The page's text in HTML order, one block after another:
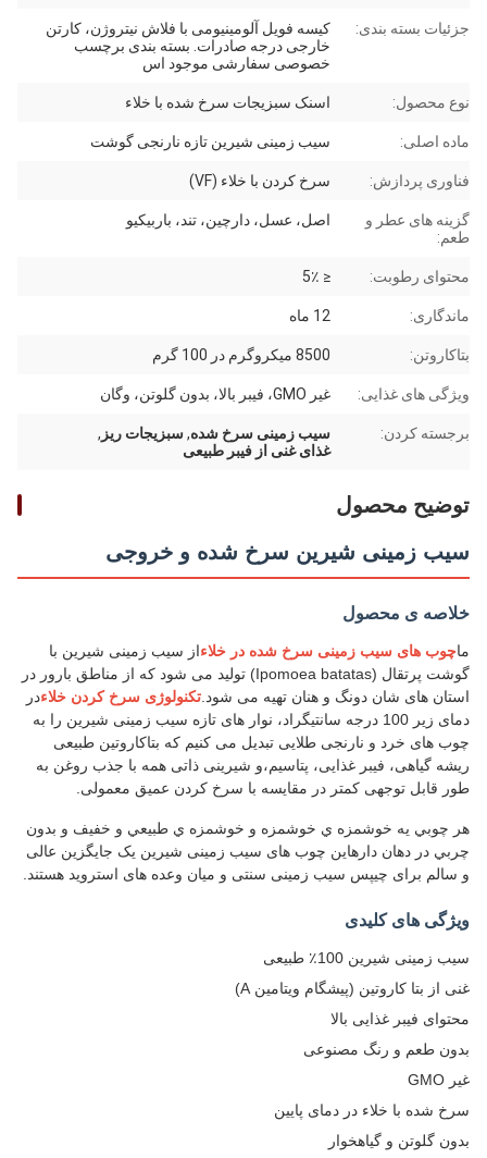
جزئیات بسته بندی:
کیسه فویل آلومینیومی با فلاش نیتروژن، کارتن
خارجی درجه صادرات. بسته بندی برچسب
خصوصی سفارشی موجود اس
نوع محصول: اسنک سبزیجات سرخ شده با خلاء
ماده اصلی: سیب زمینی شیرین تازه نارنجی گوشت
فناوری پردازش: سرخ کردن با خلاء (VF)
گزینه های عطر و
طعم:
اصل، عسل، دارچین، تند، باربیکیو
محتوای رطوبت: ≤ 5٪
ماندگاری: 12 ماه
بتاکاروتن: 8500 میکروگرم در 100 گرم
ویژگی های غذایی: غیر GMO، فیبر بالا، بدون گلوتن، وگان
برجسته کردن: سیب زمینی سرخ شده,سبزیجات ریز ,
غذای غنی از فیبر طبیعی
توضیح محصول
سیب زمینی شیرین سرخ شده و خروجی
خلاصه ی محصول
ماچوب های سیب زمینی سرخ شده در خلاءاز سیب زمینی شیرین با
گوشت پرتقال (Ipomoea batatas) تولید می شود که از مناطق بارور در
استان های شان دونگ و هنان تهیه می شود.تکنولوژی سرخ کردن خلاءدر
دمای زیر 100 درجه سانتیگراد، نوار های تازه سیب زمینی شیرین را به
چوب های خرد و نارنجی طلایی تبدیل می کنیم که بتاکاروتین طبیعی
ریشه گیاهی، فیبر غذایی، پتاسیم،و شیرینی ذاتی همه با جذب روغن به
طور قابل توجهی کمتر در مقایسه با سرخ کردن عمیق معمولی.
هر چوبي يه خوشمزه ي خوشمزه و خوشمزه ي طبيعي و خفيف و بدون
چربي در دهان دارهاین چوب های سیب زمینی شیرین یک جایگزین عالی
و سالم برای چیپس سیب زمینی سنتی و میان وعده های استروید هستند.
ویژگی های کلیدی
سیب زمینی شیرین 100٪ طبیعی
غنی از بتا کاروتین (پیشگام ویتامین A)
محتوای فیبر غذایی بالا
بدون طعم و رنگ مصنوعی
غیر GMO
سرخ شده با خلاء در دمای پایین
بدون گلوتن و گیاهخوار